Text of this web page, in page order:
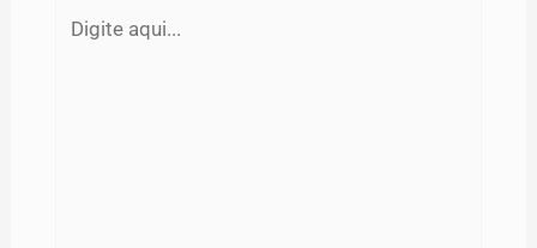
aqui...